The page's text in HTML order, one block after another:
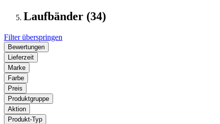
Laufbänder (34)
Filter überspringen
Bewertungen
Lieferzeit
Marke
Farbe
Preis
Produktgruppe
Aktion
Produkt-Typ